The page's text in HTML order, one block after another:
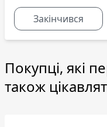
Закінчився
Покупці, які
також